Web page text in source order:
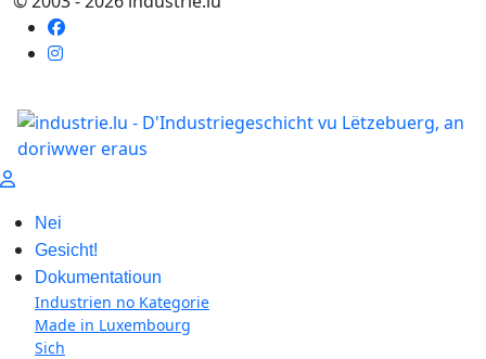
Nei
Gesicht!
Dokumentatioun
Industrien no Kategorie
Made in Luxembourg
Sich